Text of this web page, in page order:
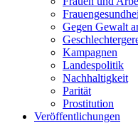
Gegen Gewalt
Kampagnen
Landespolitik
Nachhaltigkeit
Parität
Prostitution
Veröffentlichungen